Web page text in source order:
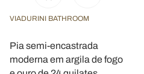
VIADURINI BATHROOM
Pia semi-encastrada
moderna em argila de fogo